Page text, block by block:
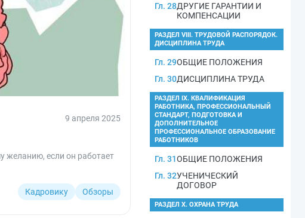
9 апреля 2025
желанию, если он работает
Кадровику Обзоры
Гл. 28ДРУГИЕ ГАРАНТИИ И
КОМПЕНСАЦИИ
РАЗДЕЛ VIII. ТРУДОВОЙ РАСПОРЯДОК.
ДИСЦИПЛИНА ТРУДА
Гл. 29ОБЩИЕ ПОЛОЖЕНИЯ
Гл. 30ДИСЦИПЛИНА ТРУДА
РАЗДЕЛ IX. КВАЛИФИКАЦИЯ
РАБОТНИКА, ПРОФЕССИОНАЛЬНЫЙ
СТАНДАРТ, ПОДГОТОВКА И
ДОПОЛНИТЕЛЬНОЕ
ПРОФЕССИОНАЛЬНОЕ ОБРАЗОВАНИЕ
РАБОТНИКОВ
Гл. 31ОБЩИЕ ПОЛОЖЕНИЯ
Гл. 32УЧЕНИЧЕСКИЙ
ДОГОВОР
РАЗДЕЛ X. ОХРАНА ТРУДА